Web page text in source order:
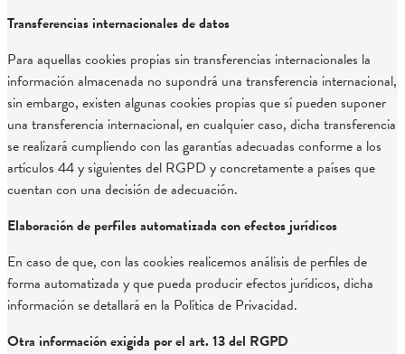
Transferencias internacionales de datos
Para aquellas cookies propias sin transferencias internacionales la
información almacenada no supondrá una transferencia internacional,
sin embargo, existen algunas cookies propias que sí pueden suponer
una transferencia internacional, en cualquier caso, dicha transferencia
se realizará cumpliendo con las garantías adecuadas conforme a los
artículos 44 y siguientes del RGPD y concretamente a países que
cuentan con una decisión de adecuación.
Elaboración de perfiles automatizada con efectos jurídicos
En caso de que, con las cookies realicemos análisis de perfiles de
forma automatizada y que pueda producir efectos jurídicos, dicha
información se detallará en la Política de Privacidad.
Otra información exigida por el art. 13 del RGPD